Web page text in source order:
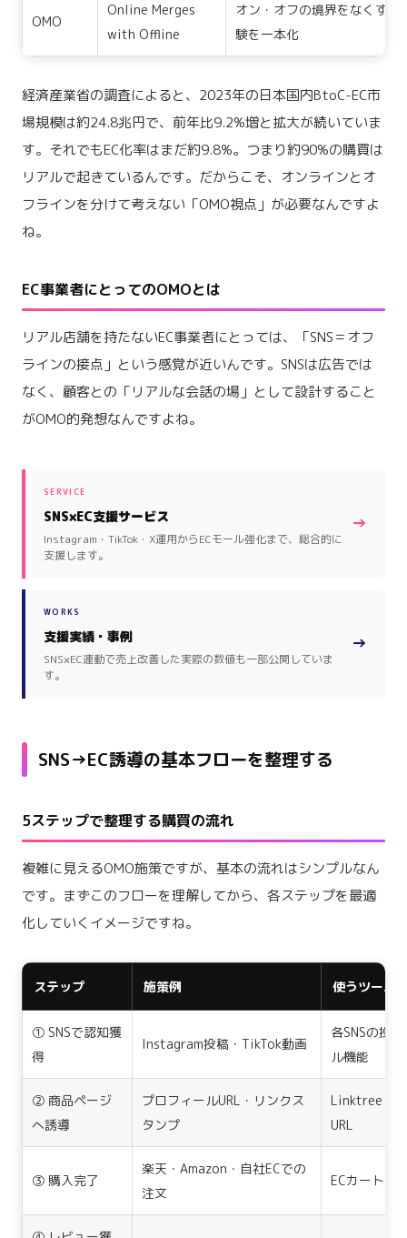
OMO
Online Merges
with Offline
オン・オフの境界をなくす。
験を一本化
経済産業省の調査によると、2023年の日本国内BtoC-EC市
場規模は約24.8兆円で、前年比9.2%増と拡大が続いていま
す。それでもEC化率はまだ約9.8%。つまり約90%の購買は
リアルで起きているんです。だからこそ、オンラインとオ
フラインを分けて考えない「OMO視点」が必要なんですよ
ね。
EC事業者にとってのOMOとは
リアル店舗を持たないEC事業者にとっては、「SNS＝オフ
ラインの接点」という感覚が近いんです。SNSは広告では
なく、顧客との「リアルな会話の場」として設計すること
がOMO的発想なんですよね。
SERVICE
SNS×EC支援サービス
Instagram・TikTok・X運用からECモール強化まで、総合的に
支援します。
→
WORKS
支援実績・事例
SNS×EC連動で売上改善した実際の数値も一部公開していま
す。
→
SNS→EC誘導の基本フローを整理する
5ステップで整理する購買の流れ
複雑に見えるOMO施策ですが、基本の流れはシンプルなん
です。まずこのフローを理解してから、各ステップを最適
化していくイメージですね。
ステップ 施策例 使うツール
① SNSで認知獲
得
Instagram投稿・TikTok動画
各SNSの投
ル機能
② 商品ページ
へ誘導
プロフィールURL・リンクス
タンプ
Linktree・
URL
③ 購入完了
楽天・Amazon・自社ECでの
注文
ECカート・